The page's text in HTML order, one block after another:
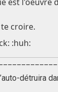
croire.
:huh:
détruira